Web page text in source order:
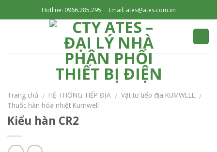
to
Hotline: 0966.285.295 Email: ates@ates.com.vn
Trang chủ / HỆ THỐNG TIẾP ĐỊA / Vật tư tiếp địa KUMWELL /
Thuốc hàn hóa nhiệt Kumwell
Kiểu hàn CR2